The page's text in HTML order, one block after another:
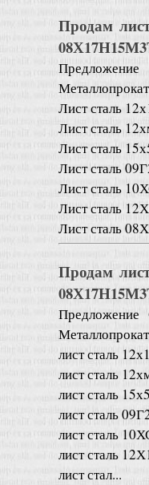
Продам
Предложение
Лист сталь
Лист сталь
Лист сталь
Лист сталь
Лист сталь
Лист сталь
Лист сталь
Продам
Предложение
лист сталь
лист сталь
лист сталь
лист сталь
лист сталь
лист сталь
лист стал...